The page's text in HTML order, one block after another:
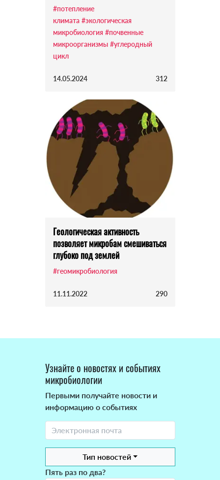
#потепление
климата #экологическая
микробиология #почвенные
микроорганизмы #углеродный
цикл
14.05.2024 312
Геологическая активность
позволяет микробам смешиваться
глубоко под землей
#геомикробиология
11.11.2022 290
Узнайте о новостях и событиях
микробиологии
Первыми получайте новости и
информацию о событиях
Тип новостей
Пять раз по два?